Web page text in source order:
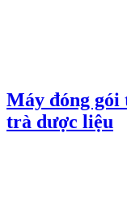
Máy đóng
trà dược liệu